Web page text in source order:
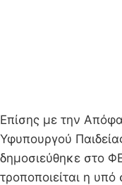
Επίσης με την
Υφυπουργού
δημοσιεύθηκε στο
τροποποιείται η υπό